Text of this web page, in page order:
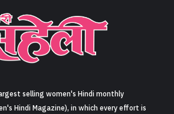
selling women's Hindi monthly
Hindi Magazine), in which every effort is